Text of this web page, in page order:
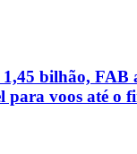
1,45 bilhão, FAB
para voos até o